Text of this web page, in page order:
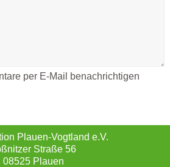
per E-Mail benachrichtigen
Plauen-Vogtland e.V.
Straße 56
08525 Plauen